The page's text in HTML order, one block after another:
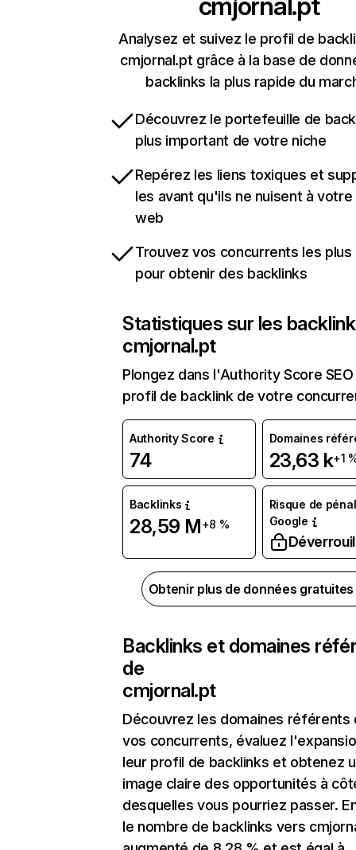
Analysez et suivez le profil de
cmjornal.pt grâce à la base de
backlinks la plus rapide du
Découvrez le portefeuille de
plus important de votre niche
Repérez les liens toxiques et
les avant qu'ils ne nuisent à
web
Trouvez vos concurrents les
pour obtenir des backlinks
Statistiques sur les
cmjornal.pt
Plongez dans l'Authority Score
profil de backlink de votre
Authority Score
74
Domaines
23,63 k+1
Backlinks
28,59 M+8 %
Risque de
Google
Obtenir plus de données
Backlinks et domaines
de
cmjornal.pt
Découvrez les domaines référents
vos concurrents, évaluez
leur profil de backlinks et obtenez
image claire des opportunités à
desquelles vous pourriez passer.
le nombre de backlinks vers